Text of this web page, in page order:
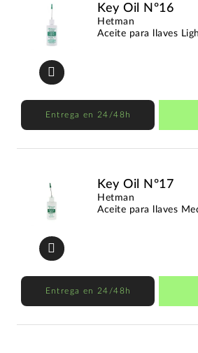
Key Oil Nº16
Hetman
Aceite para llaves
Entrega en 24/48h
Key Oil Nº17
Hetman
Aceite para llaves
Entrega en 24/48h